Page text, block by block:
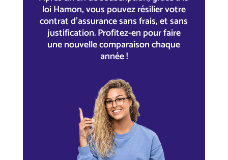
loi Hamon, vous pouvez résilier votre
contrat d’assurance sans frais, et sans
justification. Profitez-en pour faire
une nouvelle comparaison chaque
année !